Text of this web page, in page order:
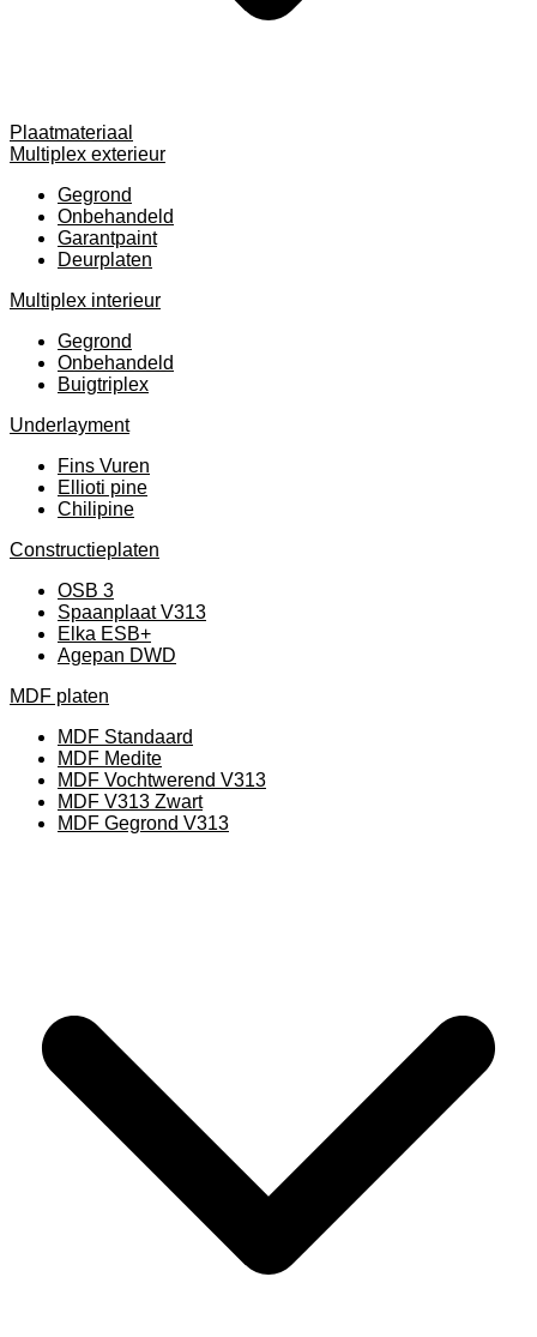
Plaatmateriaal
Multiplex exterieur
Gegrond
Onbehandeld
Garantpaint
Deurplaten
Multiplex interieur
Gegrond
Onbehandeld
Buigtriplex
Underlayment
Fins Vuren
Ellioti pine
Chilipine
Constructieplaten
OSB 3
Spaanplaat V313
Elka ESB+
Agepan DWD
MDF platen
MDF Standaard
MDF Medite
MDF Vochtwerend V313
MDF V313 Zwart
MDF Gegrond V313